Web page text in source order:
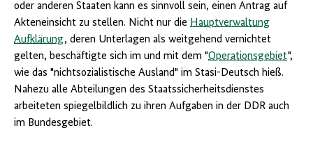
oder anderen Staaten kann es sinnvoll sein, einen Antrag auf
Akteneinsicht zu stellen. Nicht nur die Hauptverwaltung
Aufklärung, deren Unterlagen als weitgehend vernichtet
gelten, beschäftigte sich im und mit dem "Operationsgebiet",
wie das "nichtsozialistische Ausland" im Stasi-Deutsch hieß.
Nahezu alle Abteilungen des Staatssicherheitsdienstes
arbeiteten spiegelbildlich zu ihren Aufgaben in der DDR auch
im Bundesgebiet.